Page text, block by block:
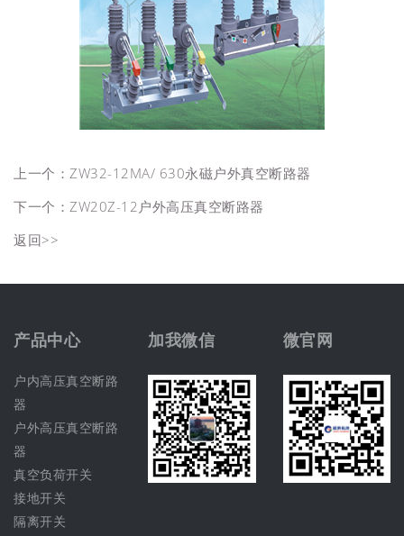
上一个： ZW32-12MA/ 630永磁户外真空断路器
下一个： ZW20Z-12户外高压真空断路器
返回>>
产品中心
户内高压真空断路
器
户外高压真空断路
器
真空负荷开关
接地开关
隔离开关
加我微信 微官网